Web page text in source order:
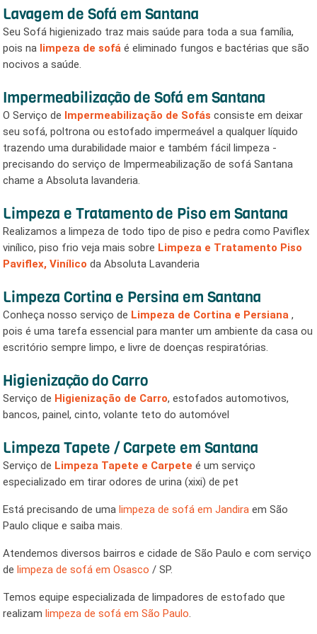
Lavagem de Sofá em Santana
Seu Sofá higienizado traz mais saúde para toda a sua família,
pois na limpeza de sofá é eliminado fungos e bactérias que são
nocivos a saúde.
Impermeabilização de Sofá em Santana
O Serviço de Impermeabilização de Sofás consiste em deixar
seu sofá, poltrona ou estofado impermeável a qualquer líquido
trazendo uma durabilidade maior e também fácil limpeza -
precisando do serviço de Impermeabilização de sofá Santana
chame a Absoluta lavanderia.
Limpeza e Tratamento de Piso em Santana
Realizamos a limpeza de todo tipo de piso e pedra como Paviflex
vinílico, piso frio veja mais sobre Limpeza e Tratamento Piso
Paviflex, Vinílico da Absoluta Lavanderia
Limpeza Cortina e Persina em Santana
Conheça nosso serviço de Limpeza de Cortina e Persiana ,
pois é uma tarefa essencial para manter um ambiente da casa ou
escritório sempre limpo, e livre de doenças respiratórias.
Higienização do Carro
Serviço de Higienização de Carro, estofados automotivos,
bancos, painel, cinto, volante teto do automóvel
Limpeza Tapete / Carpete em Santana
Serviço de Limpeza Tapete e Carpete é um serviço
especializado em tirar odores de urina (xixi) de pet
Está precisando de umalimpeza de sofá em Jandira em São
Paulo clique e saiba mais.
Atendemos diversos bairros e cidade de São Paulo e com serviço
delimpeza de sofá em Osasco / SP.
Temos equipe especializada de limpadores de estofado que
realizamlimpeza de sofá em São Paulo.